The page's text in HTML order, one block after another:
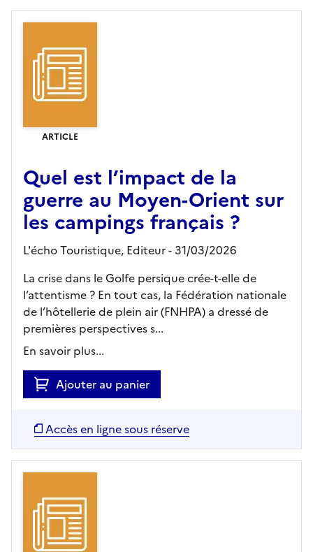
ARTICLE
Quel est l’impact de la
guerre au Moyen-Orient sur
les campings français ?
L'écho Touristique, Editeur- 31/03/2026
La crise dans le Golfe persique crée-t-elle de
l’attentisme ? En tout cas, la Fédération nationale
de l’hôtellerie de plein air (FNHPA) a dressé de
premières perspectives s...
En savoir plus...
Ajouter au panier
Accès en ligne sous réserve